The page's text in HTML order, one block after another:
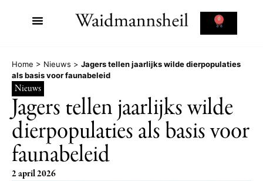
0
Home > Nieuws > Jagers tellen jaarlijks wilde dierpopulaties
als basis voor faunabeleid
Nieuws
Jagers tellen jaarlijks wilde
dierpopulaties als basis voor
faunabeleid
2 april 2026